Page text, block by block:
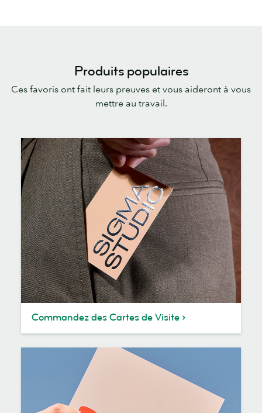
Produits populaires
Ces favoris ont fait leurs preuves et vous aideront à vous
mettre au travail.
Commandez des Cartes de Visite